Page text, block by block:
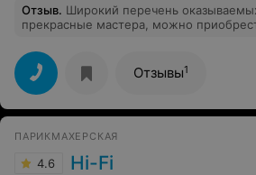
Отзыв. Широкий перечень
прекрасные мастера, можно
подойдёт именно Вам. На услуги
действует скидка. Обязательно приду
Отзывы1
ПАРИКМАХЕРСКАЯ
4.6 Hi-Fi